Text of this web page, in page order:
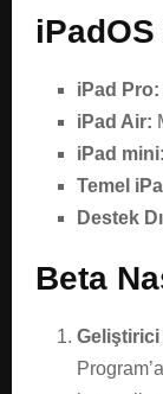
iPad Pro:
iPad Air:
iPad mini:
Temel
Destek
Beta
Geliştirici